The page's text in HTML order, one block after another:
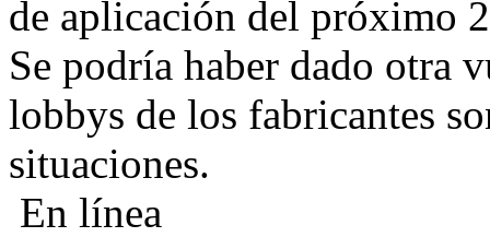
de aplicación del próximo
Se podría haber dado otra
lobbys de los fabricantes
situaciones.
En línea